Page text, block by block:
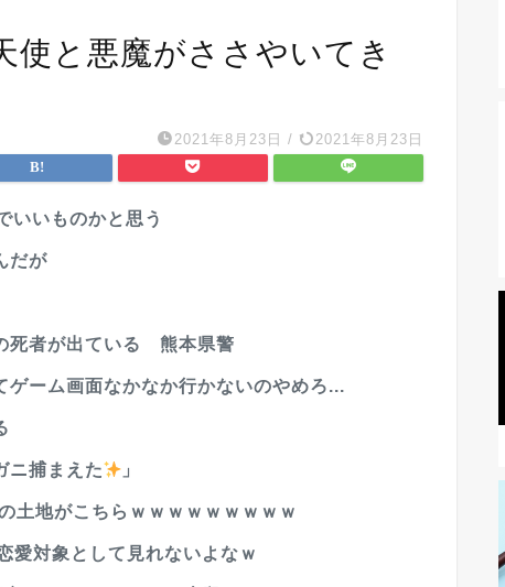
使と悪魔がささやいてき
2021年8月23日 / 2021年8月23日
いいものかと思う
だが
死者が出ている 熊本県警
ーム画面なかなか行かないのやめろ...
ニ捕まえた 」
土地がこちらｗｗｗｗｗｗｗｗｗ
対象として見れないよなｗ